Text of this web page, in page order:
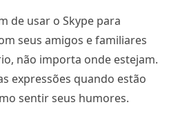
de usar o Skype para
seus amigos e familiares
não importa onde estejam.
expressões quando estão
sentir seus humores.